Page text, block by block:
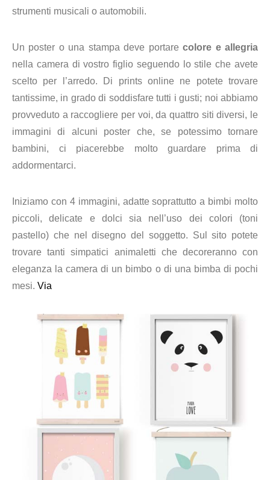
strumenti musicali o automobili.
Un poster o una stampa deve portarecolore e allegria
nella camera di vostro figlio seguendo lo stile che avete
scelto per l’arredo. Di prints online ne potete trovare
tantissime, in grado di soddisfare tutti i gusti; noi abbiamo
provveduto a raccogliere per voi, da quattro siti diversi, le
immagini di alcuni poster che, se potessimo tornare
bambini, ci piacerebbe molto guardare prima di
addormentarci.
Iniziamo con 4 immagini, adatte soprattutto a bimbi molto
piccoli,delicate e dolci sia nell’uso dei colori (toni
pastello) che nel disegno del soggetto. Sul sito potete
trovare tanti simpatici animaletti che decoreranno con
eleganza la camera di un bimbo o di una bimba di pochi
mesi. Via